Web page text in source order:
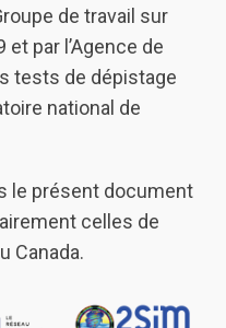
de travail sur
et par l’Agence de
tests de dépistage
national de
le présent document
celles de
Canada.